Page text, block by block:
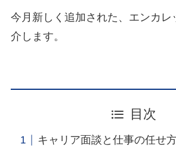
今月新しく追加された、エンカレ
介します。
目次
キャリア面談と仕事の任せ